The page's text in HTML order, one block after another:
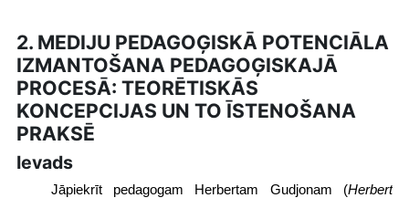
2. MEDIJU PEDAGOĢISKĀ POTENCIĀLA
IZMANTOŠANA PEDAGOĢISKAJĀ
PROCESĀ: TEORĒTISKĀS
KONCEPCIJAS UN TO ĪSTENOŠANA
PRAKSĒ
Ievads
Jāpiekrīt pedagogam Herbertam Gudjonam (Herbert